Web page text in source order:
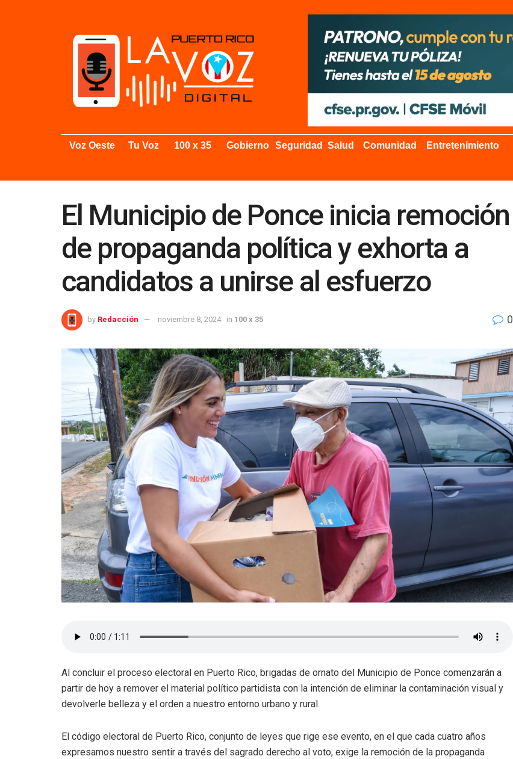
Voz Oeste Tu Voz 100 x 35 Gobierno Seguridad Salud Comunidad Entretenimiento
El Municipio de Ponce inicia remoción
de propaganda política y exhorta a
candidatos a unirse al esfuerzo
by Redacción noviembre 8, 2024 in 100 x 35 0
Al concluir el proceso electoral en Puerto Rico, brigadas de ornato del Municipio de Ponce comenzarán a
partir de hoy a remover el material político partidista con la intención de eliminar la contaminación visual y
devolverle belleza y el orden a nuestro entorno urbano y rural.
El código electoral de Puerto Rico, conjunto de leyes que rige ese evento, en el que cada cuatro años
expresamos nuestro sentir a través del sagrado derecho al voto, exige la remoción de la propaganda